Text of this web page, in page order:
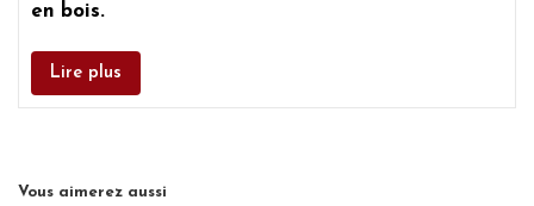
en bois.
Lire plus
Vous aimerez aussi